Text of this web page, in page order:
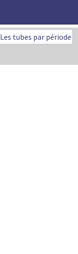
Les tubes par période